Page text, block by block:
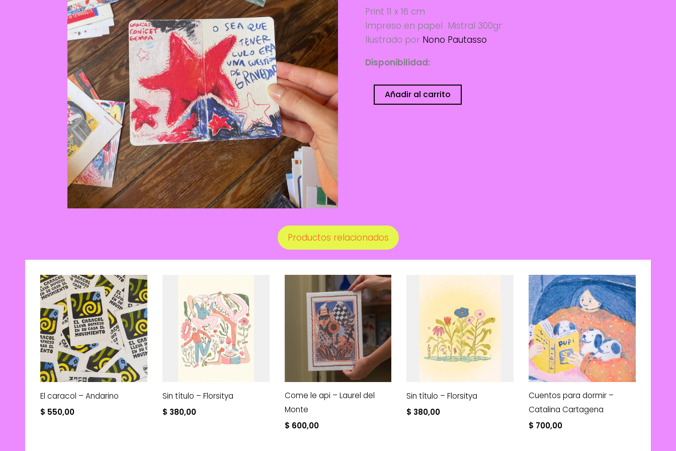
Print 11 x 16 cm
Impreso en papel Mistral 300gr
Ilustrado por Nono Pautasso
Disponibilidad:
Postal
Gravedad
Añadir al carrito
Productos relacionados
El caracol – Andarino
$ 550,00
Sin título – Florsitya
$ 380,00
Come le api – Laurel del
Monte
$ 600,00
Sin título – Florsitya
$ 380,00
Cuentos para dormir –
Catalina Cartagena
$ 700,00